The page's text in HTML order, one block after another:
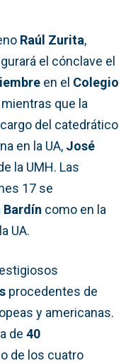
Raúl Zurita,
el cónclave el
en el Colegio
mientras que la
del catedrático
en la UA, José
la UMH. Las
17 se
Bardín como en la
UA.
procedentes de
y americanas.
de 40
de los cuatro